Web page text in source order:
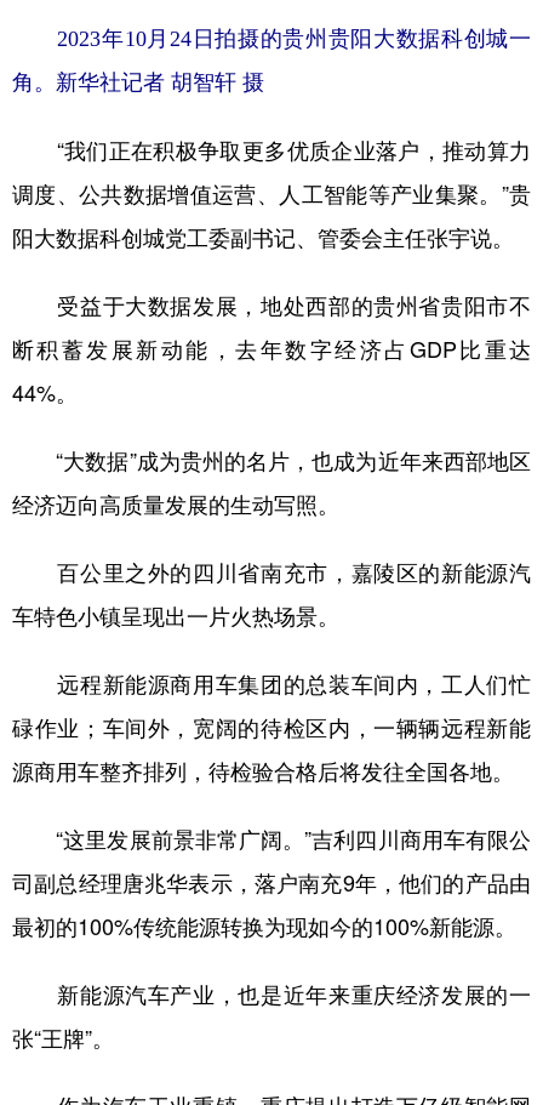
2023年10月24日拍摄的贵州贵阳大数据科创城一
角。 新华社记者 胡智轩 摄
“我们正在积极争取更多优质企业落户，推动算力
调度、公共数据增值运营、人工智能等产业集聚。”贵
阳大数据科创城党工委副书记、管委会主任张宇说。
受益于大数据发展，地处西部的贵州省贵阳市不
断积蓄发展新动能，去年数字经济占GDP比重达
44%。
“大数据”成为贵州的名片，也成为近年来西部地区
经济迈向高质量发展的生动写照。
百公里之外的四川省南充市，嘉陵区的新能源汽
车特色小镇呈现出一片火热场景。
远程新能源商用车集团的总装车间内，工人们忙
碌作业；车间外，宽阔的待检区内，一辆辆远程新能
源商用车整齐排列，待检验合格后将发往全国各地。
“这里发展前景非常广阔。”吉利四川商用车有限公
司副总经理唐兆华表示，落户南充9年，他们的产品由
最初的100%传统能源转换为现如今的100%新能源。
新能源汽车产业，也是近年来重庆经济发展的一
张“王牌”。